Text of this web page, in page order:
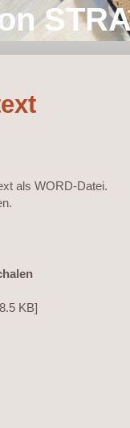
als WORD-Datei.
KB]